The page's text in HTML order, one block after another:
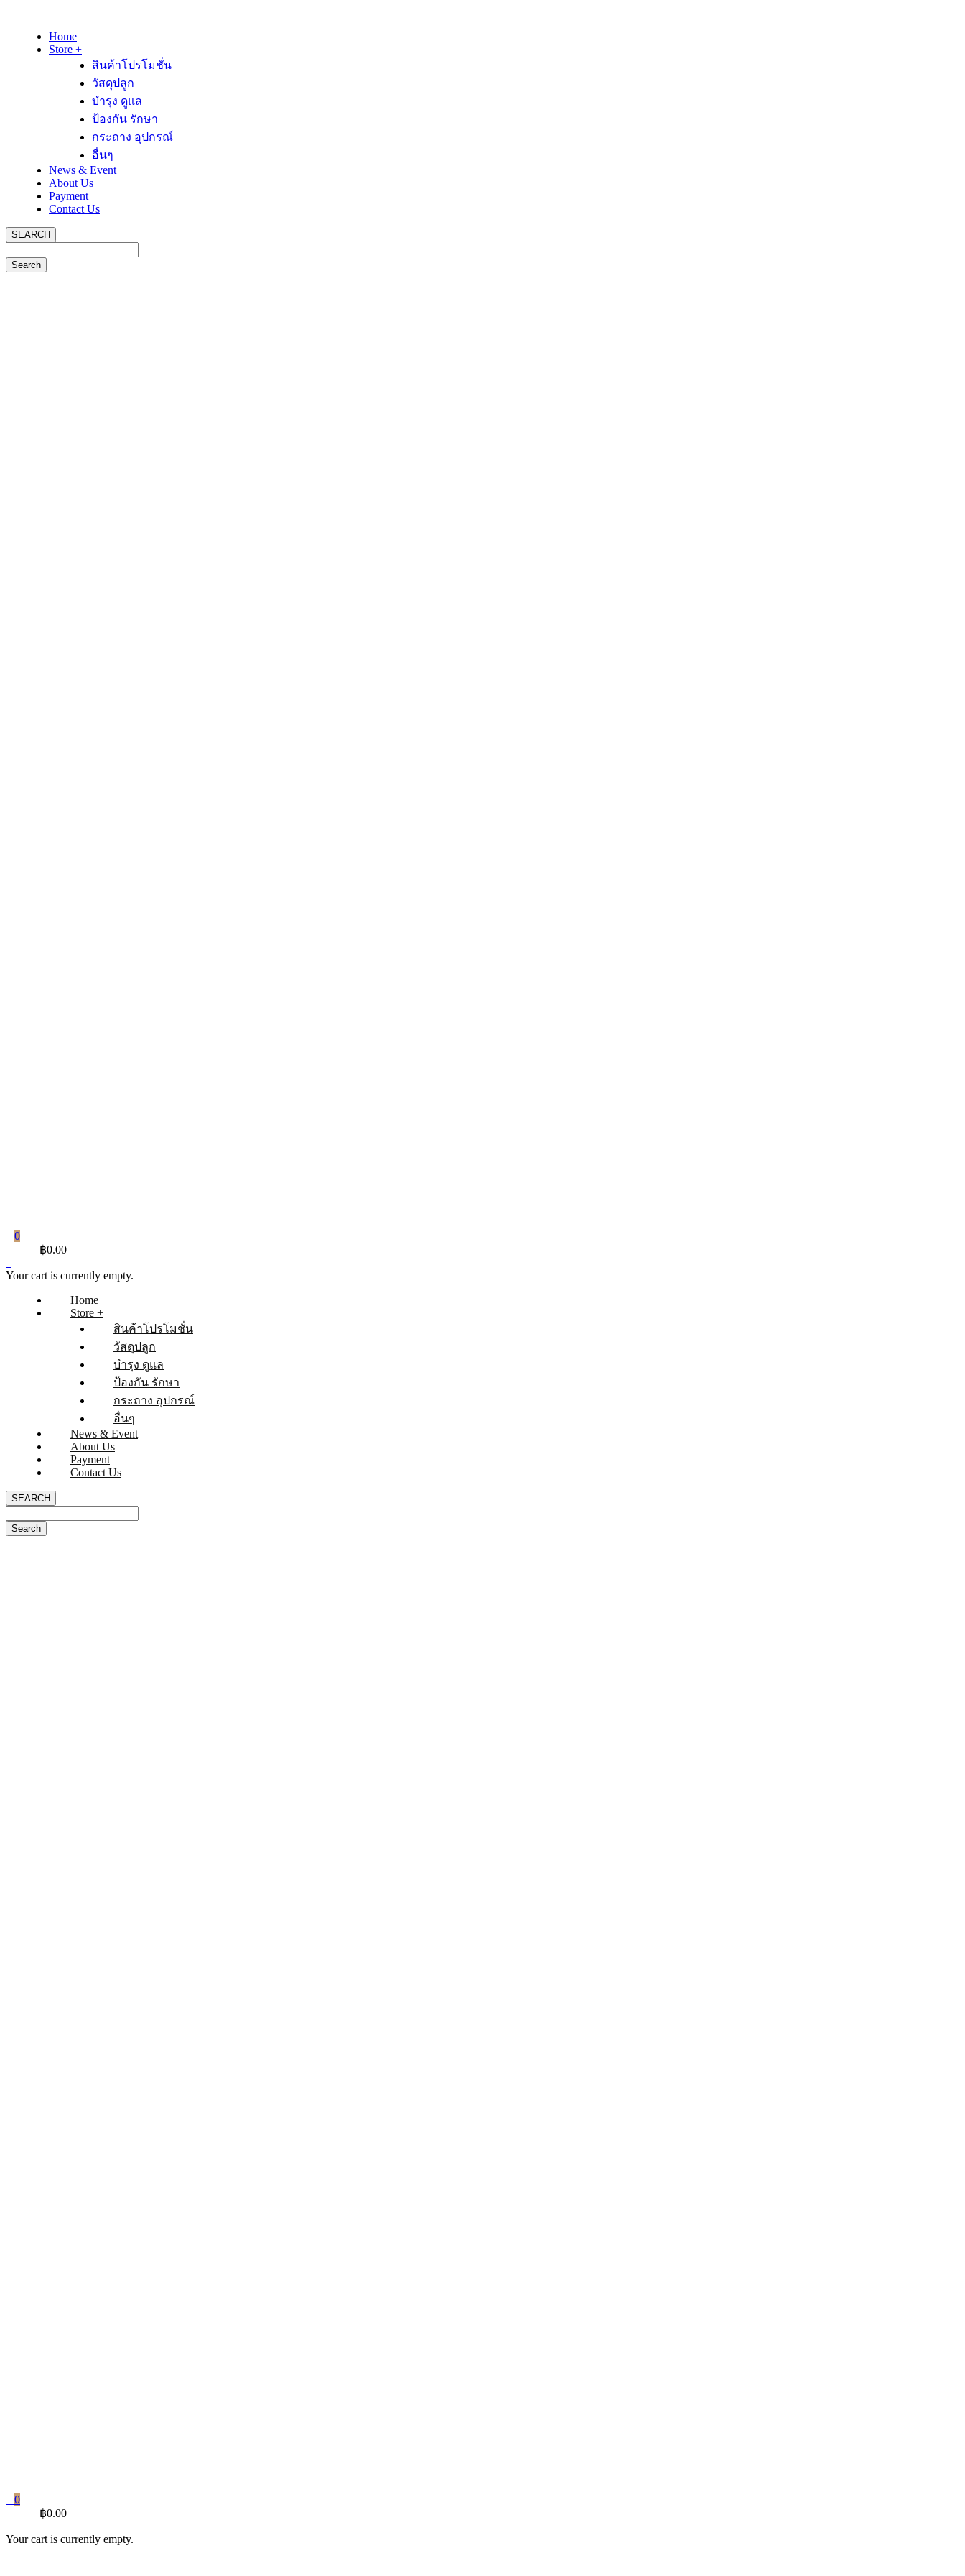
Home
Store +
สินค้าโปรโมชั่น
วัสดุปลูก
บำรุง ดูแล
ป้องกัน รักษา
กระถาง อุปกรณ์
อื่นๆ
News & Event
About Us
Payment
Contact Us
SEARCH
0
฿0.00
Your cart is currently empty.
Home
Store +
สินค้าโปรโมชั่น
วัสดุปลูก
บำรุง ดูแล
ป้องกัน รักษา
กระถาง อุปกรณ์
อื่นๆ
News & Event
About Us
Payment
Contact Us
SEARCH
0
฿0.00
Your cart is currently empty.